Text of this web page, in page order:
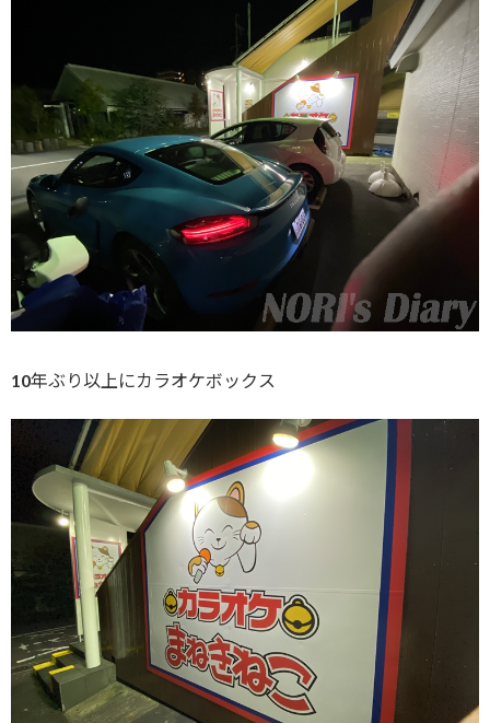
10年ぶり以上にカラオケボックス